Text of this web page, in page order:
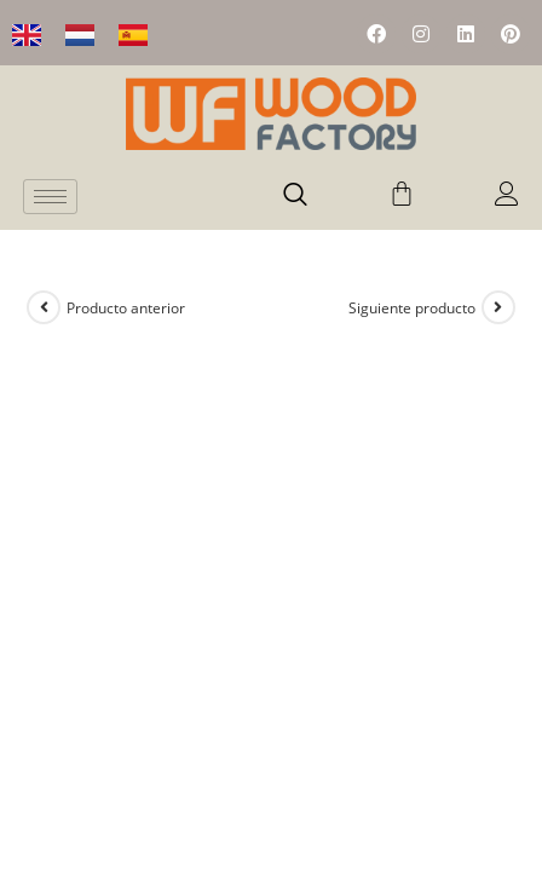
Producto anterior Siguiente producto